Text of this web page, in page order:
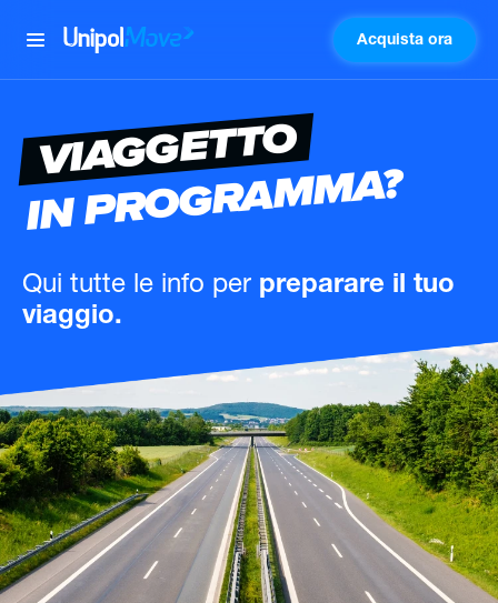
UnipolMove Acquista ora
VIAGGETTO
IN PROGRAMMA?
Qui tutte le info per preparare il tuo
viaggio.